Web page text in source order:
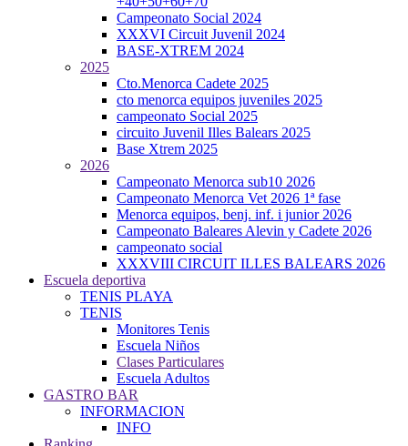
Campeonato Social 2024
XXXVI Circuit Juvenil 2024
BASE-XTREM 2024
2025
Cto.Menorca Cadete 2025
cto menorca equipos juveniles 2025
campeonato Social 2025
circuito Juvenil Illes Balears 2025
Base Xtrem 2025
2026
Campeonato Menorca sub10 2026
Campeonato Menorca Vet 2026 1ª fase
Menorca equipos, benj. inf. i junior 2026
Campeonato Baleares Alevin y Cadete 2026
campeonato social
XXXVIII CIRCUIT ILLES BALEARS 2026
Escuela deportiva
TENIS PLAYA
TENIS
Monitores Tenis
Escuela Niños
Clases Particulares
Escuela Adultos
GASTRO BAR
INFORMACION
INFO